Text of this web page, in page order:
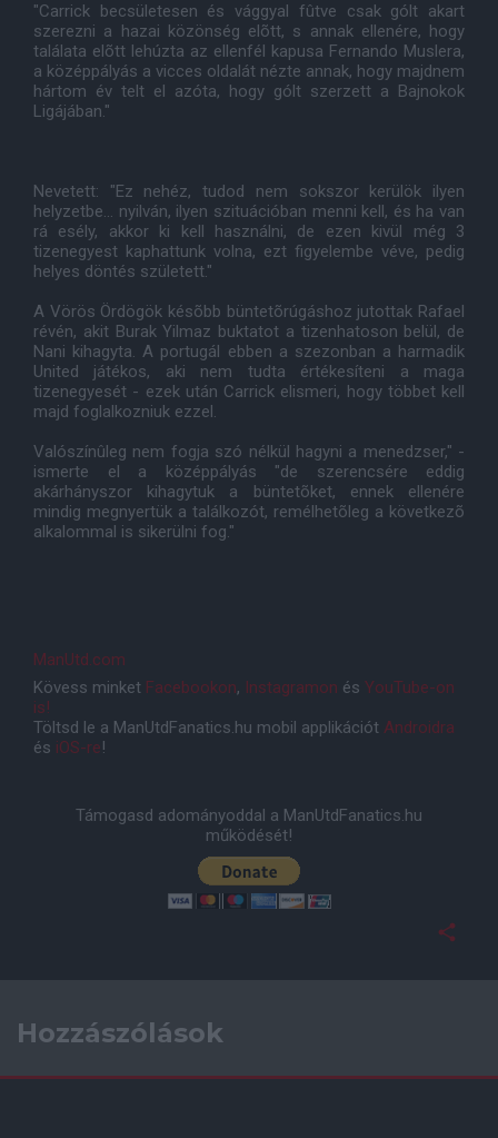
"Carrick becsületesen és vággyal fûtve csak gólt akart
szerezni a hazai közönség elõtt, s annak ellenére, hogy
találata elõtt lehúzta az ellenfél kapusa Fernando Muslera,
a középpályás a vicces oldalát nézte annak, hogy majdnem
hártom év telt el azóta, hogy gólt szerzett a Bajnokok
Ligájában."
Nevetett: "Ez nehéz, tudod nem sokszor kerülök ilyen
helyzetbe... nyilván, ilyen szituációban menni kell, és ha van
rá esély, akkor ki kell használni, de ezen kivül még 3
tizenegyest kaphattunk volna, ezt figyelembe véve, pedig
helyes döntés született."
A Vörös Ördögök késõbb büntetõrúgáshoz jutottak Rafael
révén, akit Burak Yilmaz buktatot a tizenhatoson belül, de
Nani kihagyta. A portugál ebben a szezonban a harmadik
United játékos, aki nem tudta értékesíteni a maga
tizenegyesét - ezek után Carrick elismeri, hogy többet kell
majd foglalkozniuk ezzel.
Valószínûleg nem fogja szó nélkül hagyni a menedzser," -
ismerte el a középpályás "de szerencsére eddig
akárhányszor kihagytuk a büntetõket, ennek ellenére
mindig megnyertük a találkozót, remélhetõleg a következõ
alkalommal is sikerülni fog."
ManUtd.com
Kövess minket Facebookon, Instagramon és YouTube-on
is!
Töltsd le a ManUtdFanatics.hu mobil applikációt Androidra
és iOS-re!
Támogasd adományoddal a ManUtdFanatics.hu
működését!
Hozzászólások